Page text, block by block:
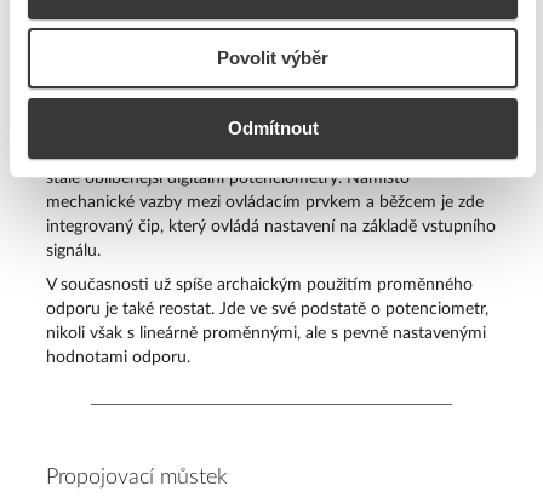
Povolit výběr
Odmítnout
úroveň odporu.
Potenciometr má celkem tři vývody, kdy krajní dva tvoří
odporové dráhy a prostřední kontakt pro otočný nebo
stále oblíbenější digitální potenciometry. Namísto
mechanické vazby mezi ovládacím prvkem a běžcem je zde
integrovaný čip, který ovládá nastavení na základě vstupního
signálu.
V současnosti už spíše archaickým použitím proměnného
odporu je také reostat. Jde ve své podstatě o potenciometr,
nikoli však s lineárně proměnnými, ale s pevně nastavenými
hodnotami odporu.
Propojovací můstek